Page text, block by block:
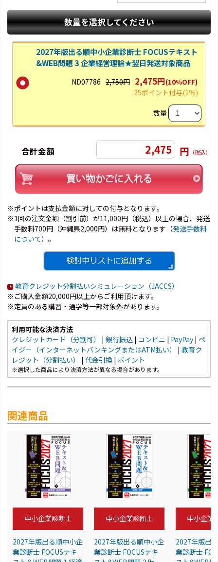
数量を選択してください
2027年版出る順中小企業診断士 FOCUSテキスト
&WEB問題 3 企業経営理論★翌日発送対象商品
ND07786 2,750円 2,475円(10％OFF)
25ポイント付与(1％)
数量
合計金額 2,475 円 （税込）
※ポイントは支払金額に対しての付与となります。
※1回の注文金額（割引前）が11,000円（税込）以上の場合、発送
手数料700円（沖縄県2,000円）は無料となります（発送手数料
について）。
教育クレジット分割払いシミュレーション（JACCS）
※ご購入金額20,000円以上からご利用頂けます。
※定員のある講習・通学等一部対象外があります。
利用可能な決済方法
クレジットカード（分割可）
| 銀行振込 | コンビニ | PayPay | ペ
イジー（インターネットバンキングまたはATM払い）
| 教育ク
レジット（分割払い）
| 代金引換 | ポイント
※選択した商品により決済方法が異なる場合があります。
関連商品
中小企業診断士
2027年版出る順中小企
業診断士 FOCUSテキ
中小企業診断士
2027年版出る順中小企
業診断士 FOCUSテキ
中小企業
2027年版出
業診断士